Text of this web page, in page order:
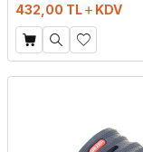
432,00 TL KDV